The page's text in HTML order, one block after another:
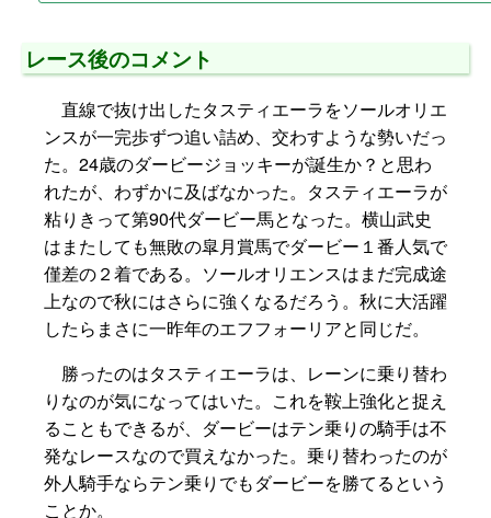
レース後のコメント
直線で抜け出したタスティエーラをソールオリエ
ンスが一完歩ずつ追い詰め、交わすような勢いだっ
た。24歳のダービージョッキーが誕生か？と思わ
れたが、わずかに及ばなかった。タスティエーラが
粘りきって第90代ダービー馬となった。横山武史
はまたしても無敗の皐月賞馬でダービー１番人気で
僅差の２着である。ソールオリエンスはまだ完成途
上なので秋にはさらに強くなるだろう。秋に大活躍
したらまさに一昨年のエフフォーリアと同じだ。
勝ったのはタスティエーラは、レーンに乗り替わ
りなのが気になってはいた。これを鞍上強化と捉え
ることもできるが、ダービーはテン乗りの騎手は不
発なレースなので買えなかった。乗り替わったのが
外人騎手ならテン乗りでもダービーを勝てるという
ことか。